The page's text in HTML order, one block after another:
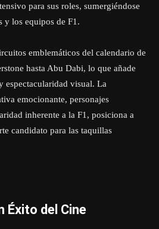
para sus roles, sumergiéndose
y los equipos de F1.
emblemáticos del calendario de
hasta Abu Dabi, lo que añade
espectacularidad visual. La
emocionante, personajes
inherente a la F1, posiciona a
candidato para las taquillas
Éxito del Cine